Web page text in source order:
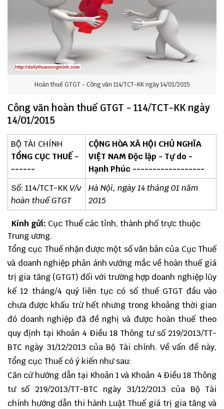
Hoàn thuế GTGT - Công văn 114/TCT-KK ngày 14/01/2015
Công văn hoàn thuế GTGT - 114/TCT-KK ngày
14/01/2015
BỘ TÀI CHÍNH
TỔNG CỤC THUẾ -
------
CỘNG HÒA XÃ HỘI CHỦ NGHĨA
VIỆT NAM Độc lập - Tự do -
Hạnh Phúc ------------------
Số: 114/TCT-KK V/v
hoàn thuế GTGT
Hà Nội, ngày 14 tháng 01 năm
2015
Kính gửi: Cục Thuế các tỉnh, thành phố trực thuộc
Trung ương.
Tổng cục Thuế nhận được một số văn bản của Cục Thuế
và doanh nghiệp phản ánh vướng mắc về hoàn thuế giá
trị gia tăng (GTGT) đối với trường hợp doanh nghiệp lũy
kế 12 tháng/4 quý liên tục có số thuế GTGT đầu vào
chưa được khấu trừ hết nhưng trong khoảng thời gian
đó doanh nghiệp đã đề nghị và được hoàn thuế theo
quy định tại Khoản 4 Điều 18 Thông tư số 219/2013/TT-
BTC ngày 31/12/2013 của Bộ Tài chính. Về vấn đề này,
Tổng cục Thuế có ý kiến như sau:
Căn cứ hướng dẫn tại Khoản 1 và Khoản 4 Điều 18 Thông
tư số 219/2013/TT-BTC ngày 31/12/2013 của Bộ Tài
chính hướng dẫn thi hành Luật Thuế giá trị gia tăng và